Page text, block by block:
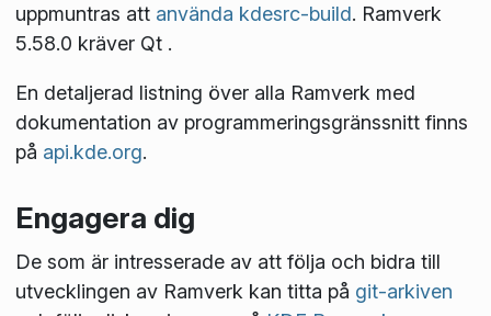
uppmuntras att använda kdesrc-build. Ramverk
5.58.0 kräver Qt .
En detaljerad listning över alla Ramverk med
dokumentation av programmeringsgränssnitt finns
på api.kde.org.
Engagera dig
De som är intresserade av att följa och bidra till
utvecklingen av Ramverk kan titta på git-arkiven